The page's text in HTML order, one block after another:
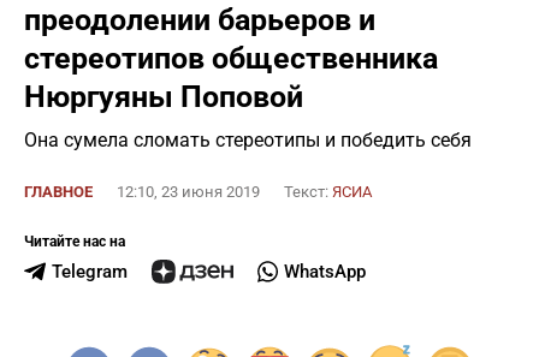
преодолении барьеров и
стереотипов общественника
Нюргуяны Поповой
Она сумела сломать стереотипы и победить себя
ГЛАВНОЕ 12:10, 23 июня 2019 Текст: ЯСИА
Читайте нас на
Telegram WhatsApp